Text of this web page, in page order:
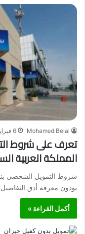
Mohamed Belal 6 فبراير 2021
تعرف على شروط
المملكة العربية
شروط التمويل الشخصي
يودون معرفة أدق
أكمل القراءة »